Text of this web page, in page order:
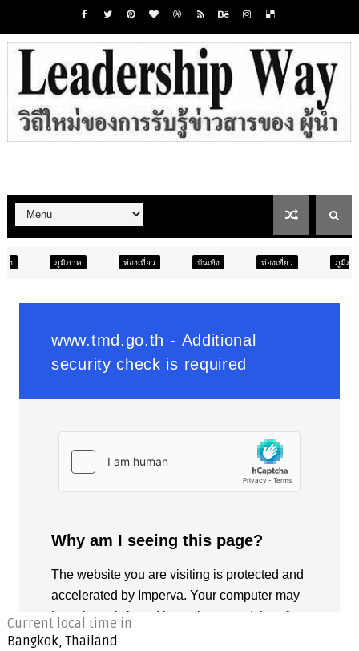
ท่องเที่ยว บันเทิง ท่องเที่ยว ภูมิภาค สังคม
Current local time in
Bangkok, Thailand